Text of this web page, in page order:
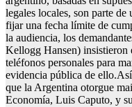
legales locales, son parte
fijar una fecha límite de
la audiencia, los
Kellogg Hansen) insistieron
teléfonos personales para
evidencia pública de
que la Argentina otorgue
Economía, Luis Caputo, y